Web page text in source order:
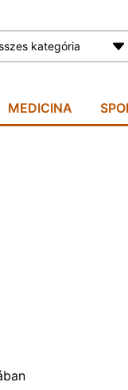
kategória
MEDICINA